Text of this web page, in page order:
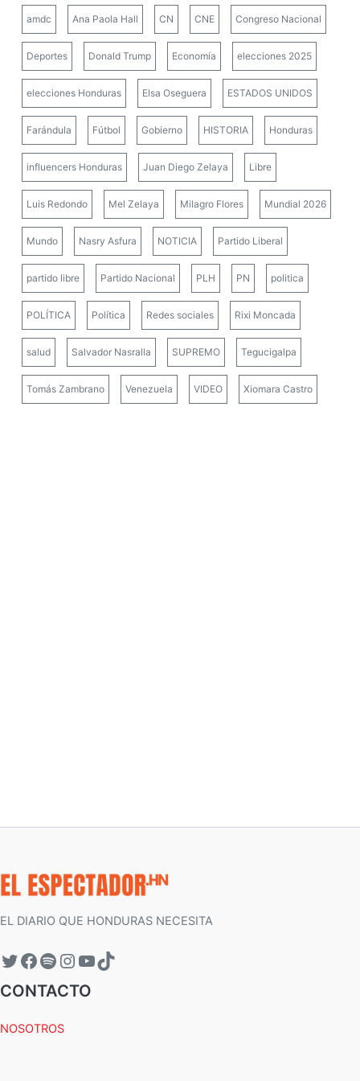
amdc Ana Paola Hall CN CNE Congreso Nacional
Deportes Donald Trump Economía elecciones 2025
elecciones Honduras Elsa Oseguera ESTADOS UNIDOS
Farándula Fútbol Gobierno HISTORIA Honduras
influencers Honduras Juan Diego Zelaya Libre
Luis Redondo Mel Zelaya Milagro Flores Mundial 2026
Mundo Nasry Asfura NOTICIA Partido Liberal
partido libre Partido Nacional PLH PN politica
POLÍTICA Política Redes sociales Rixi Moncada
salud Salvador Nasralla SUPREMO Tegucigalpa
Tomás Zambrano Venezuela VIDEO Xiomara Castro
EL DIARIO QUE HONDURAS NECESITA
CONTACTO
NOSOTROS